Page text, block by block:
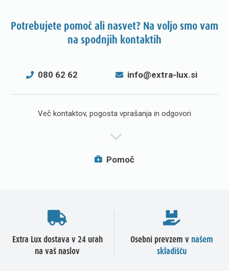
Potrebujete pomoč ali nasvet? Na voljo smo vam
na spodnjih kontaktih
080 62 62 info@extra-lux.si
Več kontaktov, pogosta vprašanja in odgovori
Pomoč
Extra Lux dostava v 24 urah
na vaš naslov
Osebni prevzem v našem
skladišču